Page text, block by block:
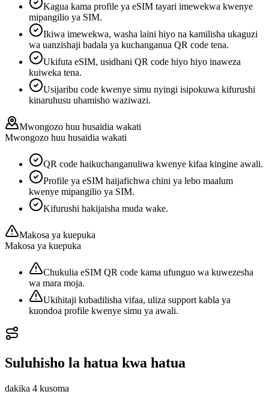
Kagua kama profile ya eSIM tayari imewekwa kwenye
mipangilio ya SIM.
Ikiwa imewekwa, washa laini hiyo na kamilisha ukaguzi
wa uanzishaji badala ya kuchanganua QR code tena.
Ukifuta eSIM, usidhani QR code hiyo hiyo inaweza
kuiweka tena.
Usijaribu code kwenye simu nyingi isipokuwa kifurushi
kinaruhusu uhamisho waziwazi.
Mwongozo huu husaidia wakati
Mwongozo huu husaidia wakati
QR code haikuchanganuliwa kwenye kifaa kingine awali.
Profile ya eSIM haijafichwa chini ya lebo maalum
kwenye mipangilio ya SIM.
Kifurushi hakijaisha muda wake.
Makosa ya kuepuka
Makosa ya kuepuka
Chukulia eSIM QR code kama ufunguo wa kuwezesha
wa mara moja.
Ukihitaji kubadilisha vifaa, uliza support kabla ya
kuondoa profile kwenye simu ya awali.
Suluhisho la hatua kwa hatua
dakika 4 kusoma